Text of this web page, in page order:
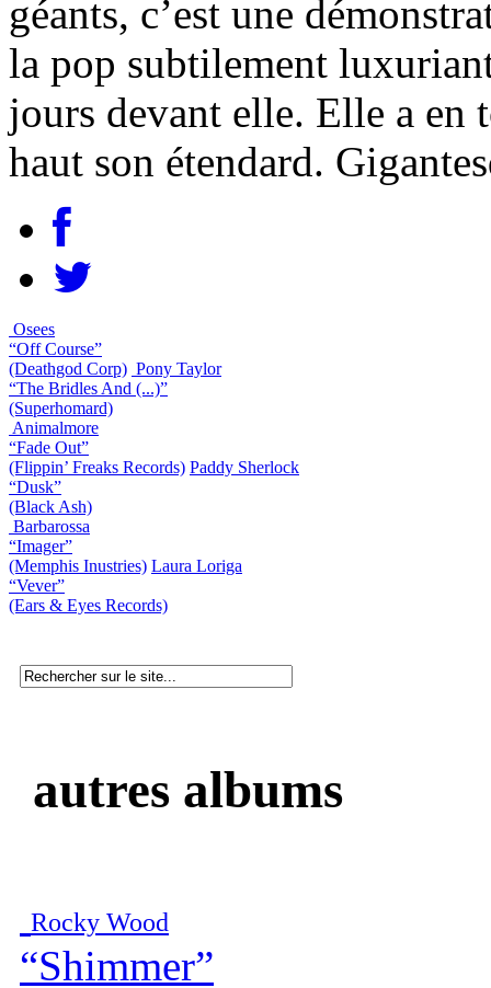
géants, c’est une
la pop subtilement
jours devant elle. Elle a en
haut son étendard.
Osees
“Off Course”
(Deathgod Corp) Pony Taylor
“The Bridles And (...)”
(Superhomard)
Animalmore
“Fade Out”
(Flippin’ Freaks Records) Paddy Sherlock
“Dusk”
(Black Ash)
Barbarossa
“Imager”
(Memphis Inustries) Laura Loriga
“Vever”
(Ears & Eyes Records)
autres albums
Rocky Wood
“Shimmer”